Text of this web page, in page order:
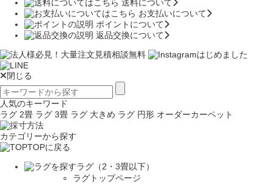
送料について
お支払いについて
ポイントについて
返品交換について
閉じる
人気のキーワード
ラグ 2畳 ラグ 3畳 ラグ 大きめ ラグ 円形 オーダーカーペット
カテゴリーから探す
TOPに戻る
ラグ（2・3畳以下）
ラグトップページ